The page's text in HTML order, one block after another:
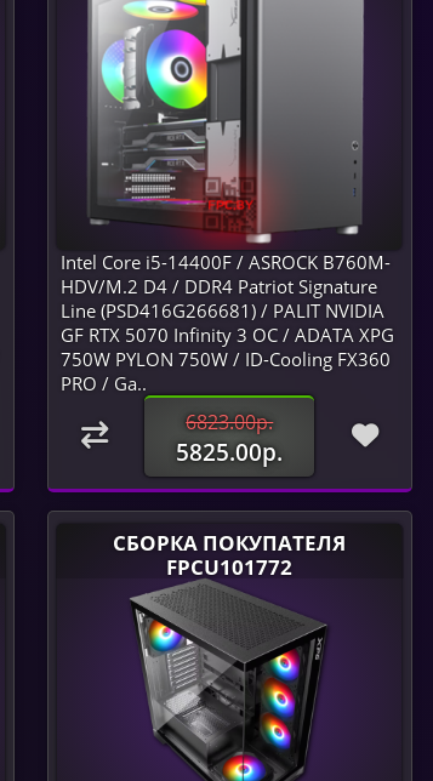
Intel Core i5-14400F / ASROCK B760M-
HDV/M.2 D4 / DDR4 Patriot Signature
Line (PSD416G266681) / PALIT NVIDIA
GF RTX 5070 Infinity 3 OC / ADATA XPG
750W PYLON 750W / ID-Cooling FX360
PRO / Ga..
6823.00р.
5825.00р.
СБОРКА ПОКУПАТЕЛЯ
FPCU101772